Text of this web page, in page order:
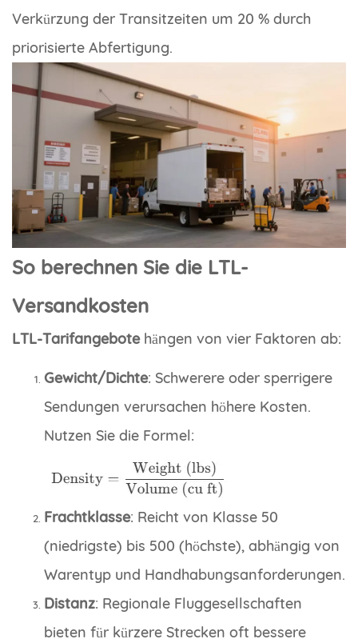
Verkürzung der Transitzeiten um 20 % durch
priorisierte Abfertigung.
So berechnen Sie die LTL-
Versandkosten
LTL-Tarifangebotehängen von vier Faktoren ab:
Gewicht/Dichte: Schwerere oder sperrigere
Sendungen verursachen höhere Kosten.
Nutzen Sie die Formel:
Frachtklasse: Reicht von Klasse 50
(niedrigste) bis 500 (höchste), abhängig von
Warentyp und Handhabungsanforderungen.
Distanz: Regionale Fluggesellschaften
bieten für kürzere Strecken oft bessere